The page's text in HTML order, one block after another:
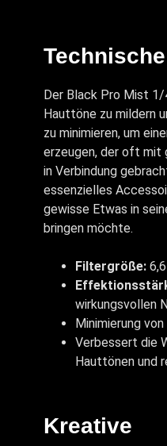
Der Black Pro Mist
Hauttöne zu mildern
zu minimieren, um
erzeugen, der oft mit
in Verbindung
essenzielles
gewisse Etwas in
bringen möchte.
Filtergröße:
wirkungsvollen
Minimierung
Verbessert die
Hauttönen und
Kreative